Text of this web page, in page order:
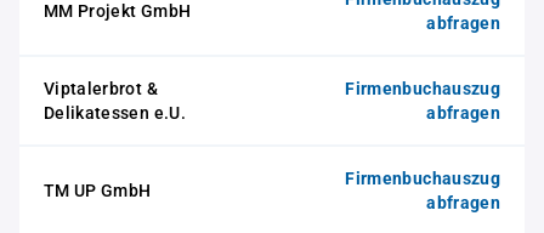
MM Projekt GmbH
abfragen
Viptalerbrot &
Delikatessen e.U.
Firmenbuchauszug
abfragen
TM UP GmbH
Firmenbuchauszug
abfragen